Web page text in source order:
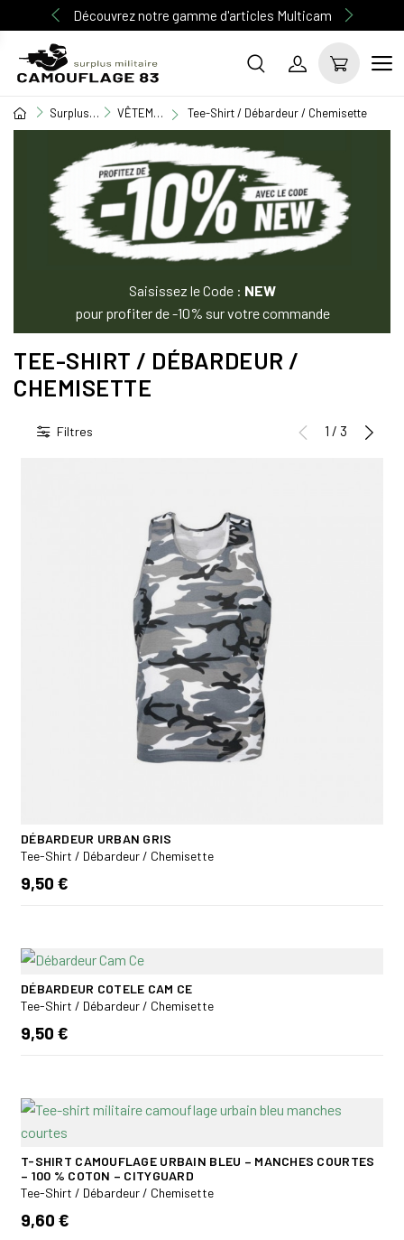
Découvrez notre gamme d'articles Multicam
Surplus Militaire VÊTEMENT MILITAIRE Tee-Shirt / Débardeur / Chemisette
Saisissez le Code : NEW
pour profiter de -10% sur votre commande
TEE-SHIRT / DÉBARDEUR /
CHEMISETTE
Filtres 1 / 3
DÉBARDEUR URBAN GRIS
Tee-Shirt / Débardeur / Chemisette
9,50 €
DÉBARDEUR COTELE CAM CE
Tee-Shirt / Débardeur / Chemisette
9,50 €
T-SHIRT CAMOUFLAGE URBAIN BLEU – MANCHES COURTES
– 100 % COTON – CITYGUARD
Tee-Shirt / Débardeur / Chemisette
9,60 €